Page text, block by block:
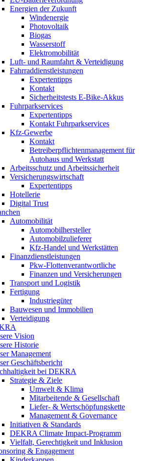
Energien der Zukunft
Windenergie
Photovoltaik
Biogas
Wasserstoff
Elektromobilität
Luft- und Raumfahrt & Verteidigung
Fahrraddienstleistungen
Expertentipps
Kontakt
Sicherheitstests E-Bike-Akkus
Fuhrparkservices
Expertentipps
Kontakt Fuhrparkservices
Kfz-Gewerbe
Kontakt
Betreiberpflichtenmanagement für
Autohaus und Werkstatt
Arbeitsschutz und Arbeitssicherheit
Versicherungswirtschaft
Expertentipps
Hotellerie
Digital Trust
Automobilität
Automobilhersteller
Automobilzulieferer
Kfz-Handel und Werkstätten
Finanzdienstleistungen
Pkw‑Flottenverantwortliche
Finanzen und Versicherungen
Transport und Logistik
Fertigung
Industriegüter
Bauwesen und Immobilien
Verteidigung
Vision
Historie
Management
Geschäftsbericht
bei DEKRA
Strategie & Ziele
Umwelt & Klima
Mitarbeitende & Gesellschaft
Liefer- & Wertschöpfungskette
Management & Governance
Initiativen & Standards
DEKRA Climate Impact-Programm
Vielfalt, Gerechtigkeit und Inklusion​
& Engagement